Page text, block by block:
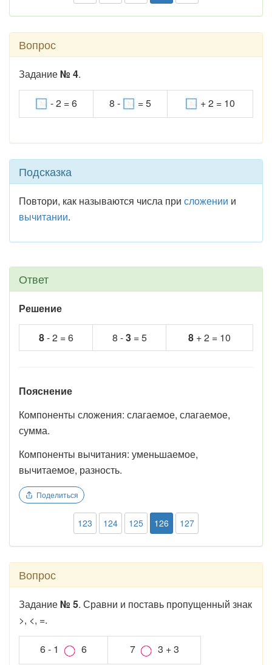
Вопрос
Задание№ 4.
- 2 = 6 8 - = 5 + 2 = 10
Подсказка
Повтори, как называются числа при сложении и
вычитании.
Ответ
Решение
8- 2 = 6 8 -3= 5 8 + 2 = 10
Пояснение
Компоненты сложения: слагаемое, слагаемое,
сумма.
Компоненты вычитания: уменьшаемое,
вычитаемое, разность.
Поделиться
123 124 125 126 127
Вопрос
Задание№ 5. Сравни и поставь пропущенный знак
>, <, =.
6 - 1 6 7 3 + 3